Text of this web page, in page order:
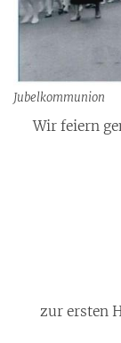
Jubelkommunion
Wir feiern
zur ersten